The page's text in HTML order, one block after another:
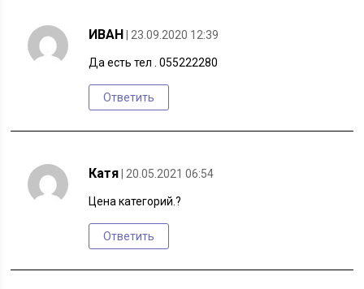
ИВАН | 23.09.2020 12:39
Да есть тел . 055222280
Ответить
Катя | 20.05.2021 06:54
Цена категорий.?
Ответить